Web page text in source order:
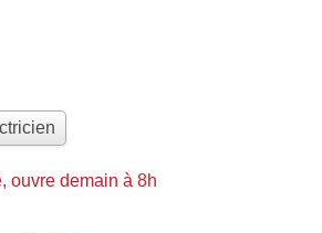
ouvre demain à 8h